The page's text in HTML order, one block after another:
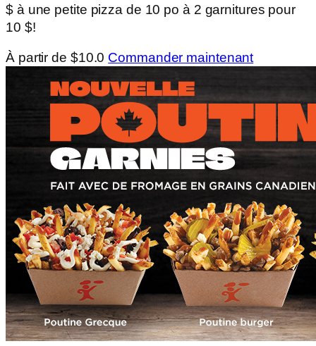
$ à une petite pizza de 10 po à 2 garnitures pour
10 $!
À partir de $10.0 Commander maintenant